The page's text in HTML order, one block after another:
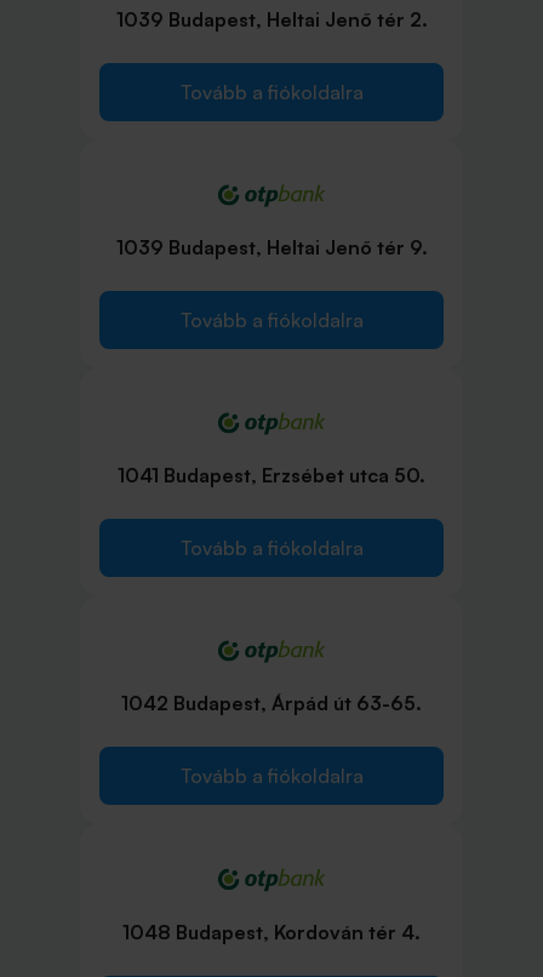
1039 Budapest, Heltai Jenő tér 2.
Tovább a fiókoldalra
1039 Budapest, Heltai Jenő tér 9.
Tovább a fiókoldalra
1041 Budapest, Erzsébet utca 50.
Tovább a fiókoldalra
1042 Budapest, Árpád út 63-65.
Tovább a fiókoldalra
1048 Budapest, Kordován tér 4.